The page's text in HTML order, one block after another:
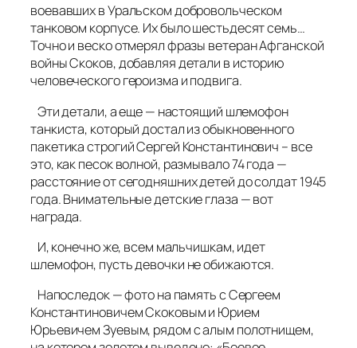
воевавших в Уральском добровольческом
танковом корпусе. Их было шестьдесят семь…
Точно и веско отмерял фразы ветеран Афганской
войны Скоков, добавляя детали в историю
человеческого героизма и подвига.
Эти детали, а еще — настоящий шлемофон
танкиста, который достал из обыкновенного
пакетика строгий Сергей Константинович – все
это, как песок волной, размывало 74 года —
расстояние от сегодняшних детей до солдат 1945
года. Внимательные детские глаза — вот
награда.
И, конечно же, всем мальчишкам, идет
шлемофон, пусть девочки не обижаются.
Напоследок — фото на память с Сергеем
Константиновичем Скоковым и Юрием
Юрьевичем Зуевым, рядом с алым полотнищем,